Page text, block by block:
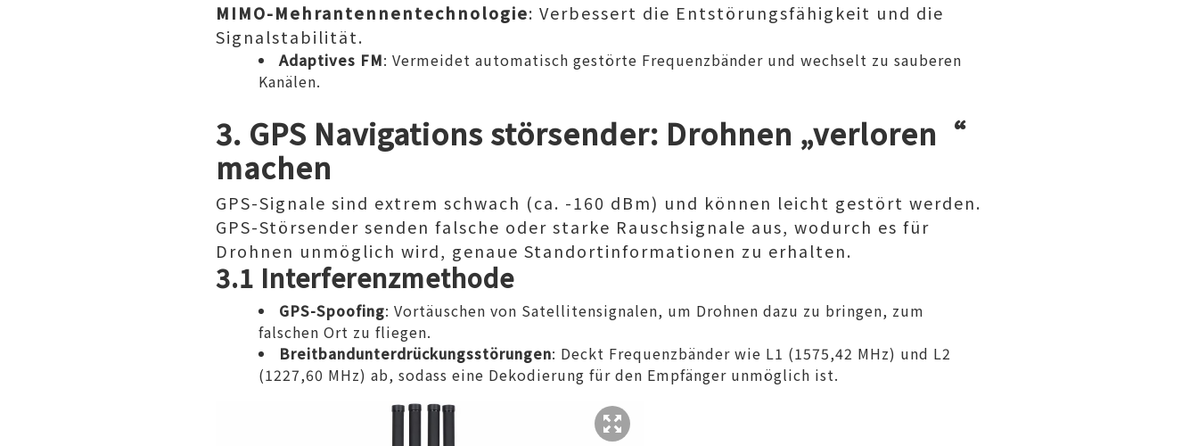
MIMO-Mehrantennentechnologie: Verbessert die Entstörungsfähigkeit und die
Signalstabilität.
Adaptives FM: Vermeidet automatisch gestörte Frequenzbänder und wechselt zu sauberen
Kanälen.
3. GPS Navigations störsender: Drohnen „verloren“
machen
GPS-Signale sind extrem schwach (ca. -160 dBm) und können leicht gestört werden.
GPS-Störsender senden falsche oder starke Rauschsignale aus, wodurch es für
Drohnen unmöglich wird, genaue Standortinformationen zu erhalten.
3.1 Interferenzmethode
GPS-Spoofing: Vortäuschen von Satellitensignalen, um Drohnen dazu zu bringen, zum
falschen Ort zu fliegen.
Breitbandunterdrückungsstörungen: Deckt Frequenzbänder wie L1 (1575,42 MHz) und L2
(1227,60 MHz) ab, sodass eine Dekodierung für den Empfänger unmöglich ist.